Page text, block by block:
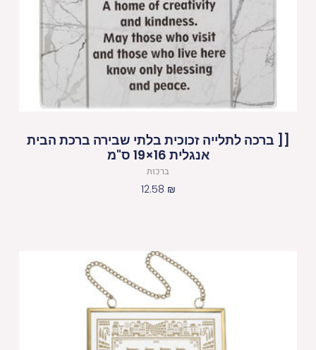
[[ ברכה לתלייה זכוכית בלתי שבירה ברכת הבית
אנגלית 16×19 ס"מ
ברכות
12.58 ₪